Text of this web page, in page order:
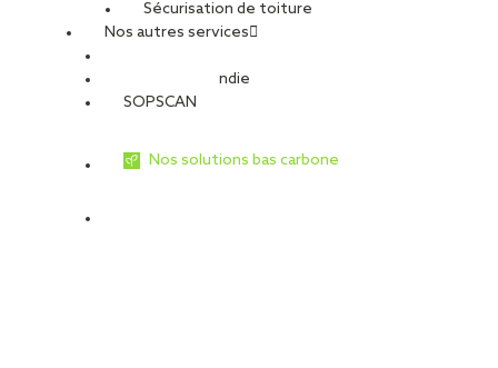
Sécurisation de toiture
Nos autres services
Sécurité Incendie
SOPSCAN
Nos solutions bas carbone